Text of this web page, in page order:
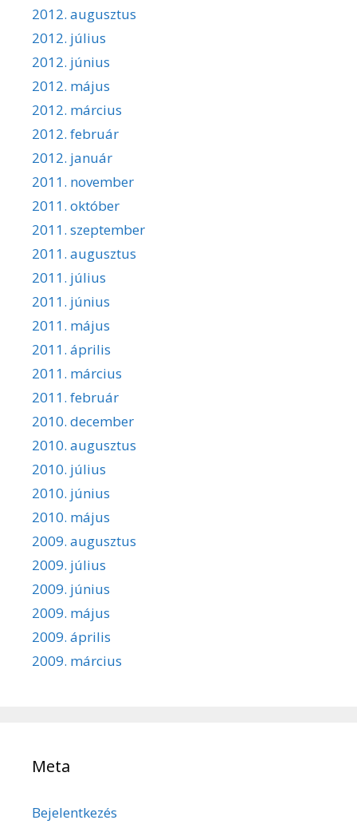
2012. augusztus
2012. július
2012. június
2012. május
2012. március
2012. február
2012. január
2011. november
2011. október
2011. szeptember
2011. augusztus
2011. július
2011. június
2011. május
2011. április
2011. március
2011. február
2010. december
2010. augusztus
2010. július
2010. június
2010. május
2009. augusztus
2009. július
2009. június
2009. május
2009. április
2009. március
Meta
Bejelentkezés